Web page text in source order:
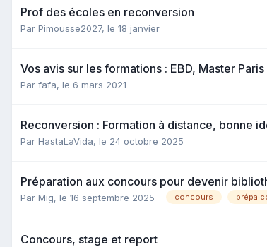
Prof des écoles en reconversion
Par Pimousse2027, le 18 janvier
Vos avis sur les formations : EBD, Master
Par fafa, le 6 mars 2021
Reconversion : Formation à distance, bonne
Par HastaLaVida, le 24 octobre 2025
Préparation aux concours pour devenir
Par Mig, le 16 septembre 2025 concours prépa
Concours, stage et report